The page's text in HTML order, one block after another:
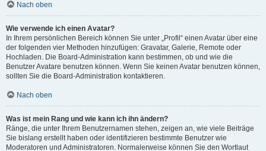
Nach oben
Wie verwende ich einen Avatar?
In Ihrem persönlichen Bereich können Sie unter „Profil“ einen Avatar über eine
der folgenden vier Methoden hinzufügen: Gravatar, Galerie, Remote oder
Hochladen. Die Board-Administration kann bestimmen, ob und wie die
Benutzer Avatare benutzen können. Wenn Sie keinen Avatar benutzen können,
sollten Sie die Board-Administration kontaktieren.
Nach oben
Was ist mein Rang und wie kann ich ihn ändern?
Ränge, die unter Ihrem Benutzernamen stehen, zeigen an, wie viele Beiträge
Sie bislang erstellt haben oder identifizieren bestimmte Benutzer wie
Moderatoren und Administratoren. Normalerweise können Sie den Wortlaut